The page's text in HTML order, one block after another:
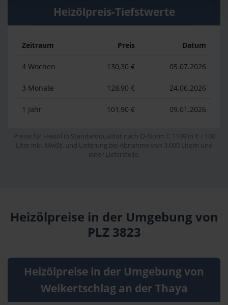
Heizölpreis-Tiefstwerte
Zeitraum Preis Datum
4 Wochen 130,30 € 05.07.2026
3 Monate 128,90 € 24.06.2026
1 Jahr 101,90 € 09.01.2026
Preise für Heizöl in Standardqualität nach Ö-Norm C 1109 in € / 100
Liter inkl. MwSt. und Lieferung bei Abnahme von 3.000 Litern und
einer Lieferstelle.
Heizölpreise in der Umgebung von
PLZ 3823
Heizölpreise in der Umgebung von
Weikertschlag an der Thaya